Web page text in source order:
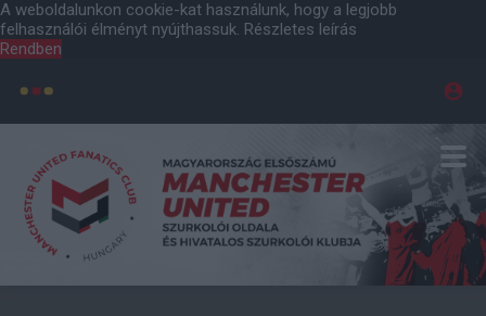
A weboldalunkon cookie-kat használunk, hogy a legjobb
felhasználói élményt nyújthassuk. Részletes leírás
Rendben